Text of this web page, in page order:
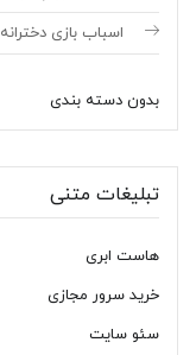
اسباب بازی دخترانه
بدون دسته بندی
تبلیغات متنی
هاست ابری
خرید سرور مجازی
سئو سایت